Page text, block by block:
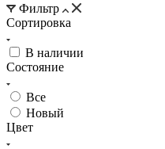
Фильтр
Сортировка
В наличии
Состояние
Все
Новый
Цвет